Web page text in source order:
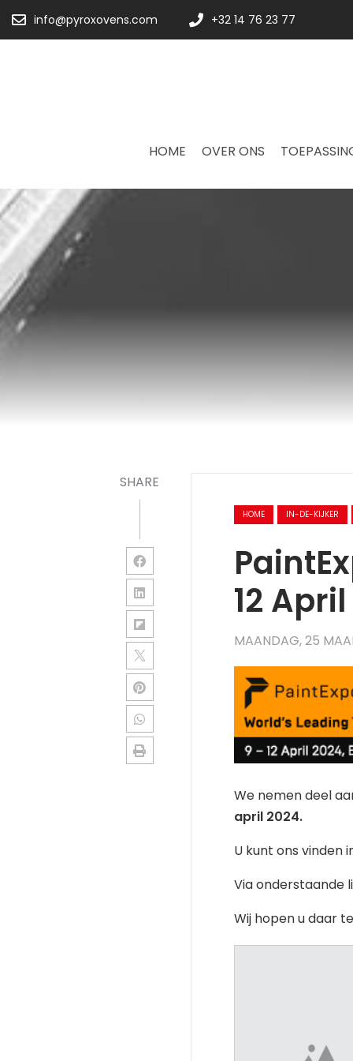
info@pyroxovens.com +32 14 76 23 77
HOME OVER ONS
SHARE
HOME IN-DE-KIJKER
12
MAANDAG, 25
We nemen deel
april 2024.
U kunt ons vinden
Via onderstaande
Wij hopen u daar